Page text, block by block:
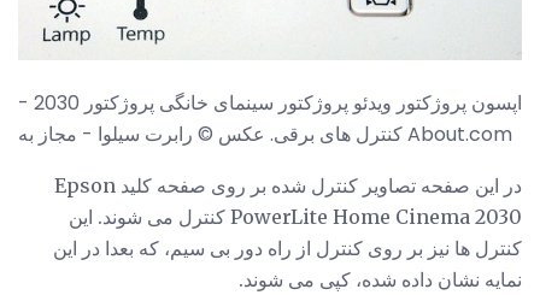
اپسون پروژکتور ویدئو پروژکتور سینمای خانگی پروژکتور 2030 -
کنترل های برقی. عکس © رابرت سیلوا - مجاز به About.com
در این صفحه تصاویر کنترل شده بر روی صفحه کلید Epson
PowerLite Home Cinema 2030 کنترل می شوند. این
کنترل ها نیز بر روی کنترل از راه دور بی سیم، که بعدا در این
نمایه نشان داده شده، کپی می شوند.